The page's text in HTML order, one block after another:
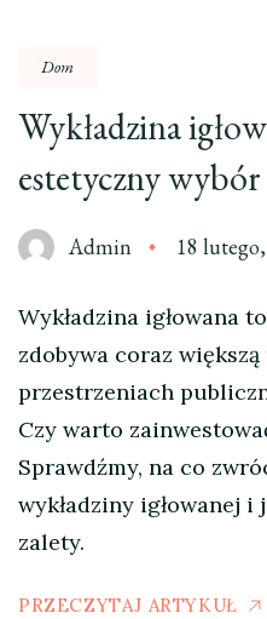
Dom
Wykładzina
estetyczny wybór
Admin 18
Wykładzina igłowana
zdobywa coraz
przestrzeniach
Czy warto
Sprawdźmy, na co
wykładziny igłowanej i
zalety.
PRZECZYTAJ ARTYKUŁ